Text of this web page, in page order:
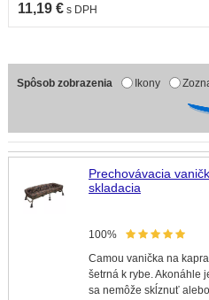
11,19 € s DPH
Spôsob zobrazenia Ikony
Prechovávacia
skladacia
100%
Camou vanička na
šetrná k rybe. Akonáhle
sa nemôže skĺznuť